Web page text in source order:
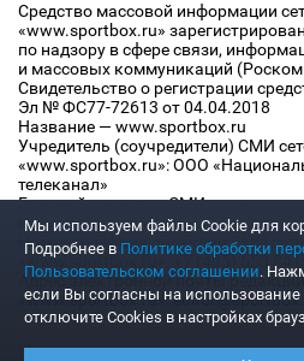
Средство массовой информации
«www.sportbox.ru»
по надзору в сфере связи,
и массовых коммуникаций
Свидетельство о регистрации
Эл № ФС77-72613 от 04.04.2018
Название — www.sportbox.ru
Учредитель (соучредители) СМИ
«www.sportbox.ru»: ООО
телеканал»
Главный редактор СМИ сетевого
Конов В.А.
Номер телефона редакции СМИ
«www.sportbox.ru»: +7 (495) 653 8419
Адрес электронной почты
«www.sportbox.ru»:
Мы используем файлы Сookie для
Подробнее в Политике обработки
Пользовательском соглашении.
если Вы согласны на использование
отключите Cookies в настройках